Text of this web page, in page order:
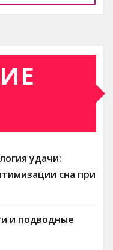
удачи:
сна при
и подводные